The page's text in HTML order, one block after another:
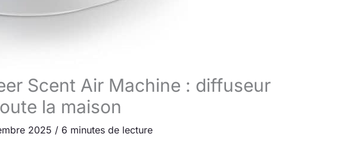
Scent Air Machine : diffuseur
la maison
2025 / 6 minutes de lecture